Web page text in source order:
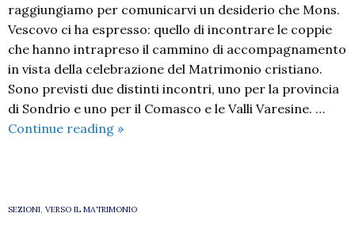
raggiungiamo per comunicarvi un desiderio che Mons.
Vescovo ci ha espresso: quello di incontrare le coppie
che hanno intrapreso il cammino di accompagnamento
in vista della celebrazione del Matrimonio cristiano.
Sono previsti due distinti incontri, uno per la provincia
di Sondrio e uno per il Comasco e le Valli Varesine. …
Continue reading Incontro
fidanzati
»
SEZIONI, VERSO IL MATRIMONIO